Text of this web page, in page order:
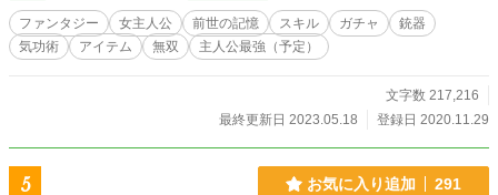
ファンタジー 女主人公 前世の記憶 スキル ガチャ
銃器
気功術
アイテム 無双 主人公最強（予定）
文字数 217,216
最終更新日 2023.05.18
登録日 2020.11.29
5 お気に入り追加 291